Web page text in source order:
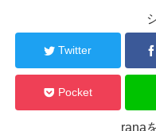
Twitter
Pocket
rana